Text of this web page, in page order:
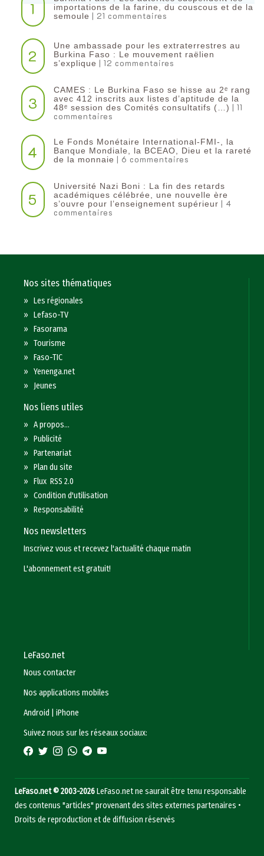
1
importations de la farine, du couscous et de la
semoule | 21 commentaires
2
Une ambassade pour les extraterrestres au
Burkina Faso : Le mouvement raëlien
s’explique | 12 commentaires
3
CAMES : Le Burkina Faso se hisse au 2ᵉ rang
avec 412 inscrits aux listes d’aptitude de la
48ᵉ session des Comités consultatifs (…) | 11
commentaires
4
Le Fonds Monétaire International-FMI-, la
Banque Mondiale, la BCEAO, Dieu et la rareté
de la monnaie | 6 commentaires
5
Université Nazi Boni : La fin des retards
académiques célébrée, une nouvelle ère
s’ouvre pour l’enseignement supérieur | 4
commentaires
Nos sites thématiques
»Les régionales
»Lefaso-TV
»Fasorama
»Tourisme
»Faso-TIC
»Yenenga.net
» Jeunes
Nos liens utiles
»A propos...
»Publicité
»Partenariat
»Plan du site
»Flux RSS 2.0
»Condition d'utilisation
»Responsabilité
Nos newsletters
Inscrivez vous et recevez l'actualité chaque matin
L'abonnement est gratuit!
LeFaso.net
Nous contacter
Nos applications mobiles
Android
|iPhone
Suivez nous sur les réseaux sociaux:
LeFaso.net © 2003-2026LeFaso.net ne saurait être tenu responsable
des contenus "articles" provenant des sites externes partenaires •
Droits de reproduction et de diffusion réservés